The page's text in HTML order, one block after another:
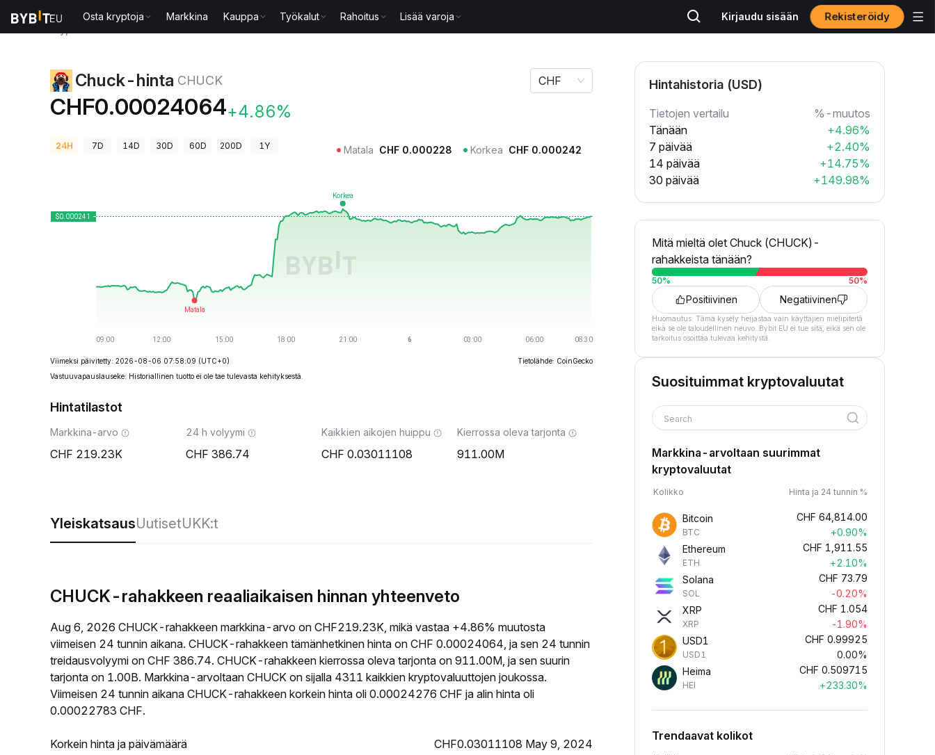
Osta kryptoja Markkina Kauppa Työkalut Rahoitus Lisää varoja Kirjaudu sisään Rekisteröidy
Chuck-hinta CHUCK
CHF0.00024064+4.86%
CHF
24H 7D 14D 30D 60D 200D 1Y Matala CHF 0.000228 Korkea CHF 0.000242
Viimeksi päivitetty: 2026-08-06 07:58:09 (UTC+0)
Tietolähde: CoinGecko
Vastuuvapauslauseke: Historiallinen tuotto ei ole tae tulevasta kehityksestä.
Hintatilastot
Markkina-arvo
219.23K
24 h volyymi
386.74
Kaikkien aikojen huippu
0.03011108
Kierrossa oleva tarjonta
911.00M
YleiskatsausUutisetUKK:t
CHUCK-rahakkeen reaaliaikaisen hinnan yhteenveto
Aug 6, 2026 CHUCK-rahakkeen markkina-arvo on CHF219.23K, mikä vastaa +4.86% muutosta
viimeisen 24 tunnin aikana. CHUCK-rahakkeen tämänhetkinen hinta on CHF 0.00024064, ja sen 24 tunnin
treidausvolyymi on CHF 386.74. CHUCK-rahakkeen kierrossa oleva tarjonta on 911.00M, ja sen suurin
tarjonta on 1.00B. Markkina-arvoltaan CHUCK on sijalla 4311 kaikkien kryptovaluuttojen joukossa.
Viimeisen 24 tunnin aikana CHUCK-rahakkeen korkein hinta oli 0.00024276 CHF ja alin hinta oli
0.00022783 CHF.
Korkein hinta ja päivämäärä
CHF0.03011108 May 9, 2024
Hintahistoria (USD)
Tietojen vertailu
%-muutos
Tänään
+4.96%
7 päivää
+2.40%
14 päivää
+14.75%
30 päivää
+149.98%
Mitä mieltä olet Chuck (CHUCK)-
rahakkeista tänään?
50% 50%
Positiivinen Negatiivinen
Huomautus: Tämä kysely heijastaa vain käyttäjien mielipiteitä
eikä se ole taloudellinen neuvo. Bybit EU ei tue sitä, eikä sen ole
tarkoitus osoittaa tulevaa kehitystä.
Suosituimmat kryptovaluutat
Search
Markkina-arvoltaan suurimmat
kryptovaluutat
Kolikko Hinta ja 24 tunnin %
Bitcoin
BTC
CHF 64,814.00
+0.90%
Ethereum
ETH
CHF 1,911.55
+2.10%
Solana
SOL
CHF 73.79
-0.20%
XRP
XRP
CHF 1.054
-1.90%
USD1
USD1
CHF 0.99925
0.00%
Heima
HEI
CHF 0.509715
+233.30%
Trendaavat kolikot